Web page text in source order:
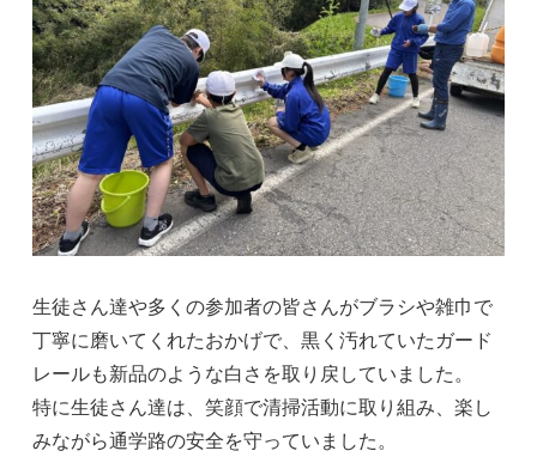
生徒さん達や多くの参加者の皆さんがブラシや雑巾で
丁寧に磨いてくれたおかげで、黒く汚れていたガード
レールも新品のような白さを取り戻していました。
特に生徒さん達は、笑顔で清掃活動に取り組み、楽し
みながら通学路の安全を守っていました。